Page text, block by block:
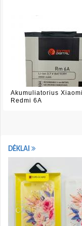
Akumuliatorius Xiaomi
Redmi 6A
DĖKLAI